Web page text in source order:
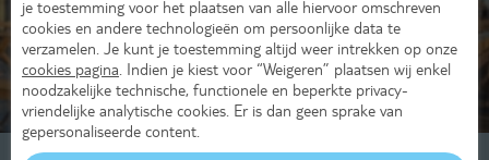
Elze ✈️ Reisexpert
je toestemming voor het plaatsen van alle hiervoor omschreven
cookies en andere technologieën om persoonlijke data te
verzamelen. Je kunt je toestemming altijd weer intrekken op onze
cookies pagina . Indien je kiest voor “Weigeren” plaatsen wij enkel
noodzakelijke technische, functionele en beperkte privacy-
vriendelijke analytische cookies. Er is dan geen sprake van
gepersonaliseerde content.